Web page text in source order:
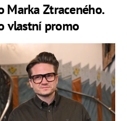
Marka Ztraceného.
vlastní promo